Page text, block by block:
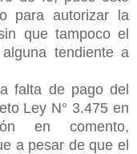
para autorizar la
que tampoco el
tendiente a
falta de pago del
Ley N° 3.475 en
en comento,
a pesar de que el